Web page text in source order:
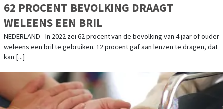
62 PROCENT BEVOLKING DRAAGT
WELEENS EEN BRIL
NEDERLAND - In 2022 zei 62 procent van de bevolking van 4 jaar of ouder
weleens een bril te gebruiken. 12 procent gaf aan lenzen te dragen, dat
kan [...]